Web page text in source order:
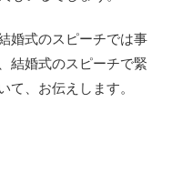
婚式のスピーチでは事
結婚式のスピーチで緊
て、お伝えします。